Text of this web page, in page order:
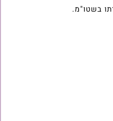
בשטו"מ.